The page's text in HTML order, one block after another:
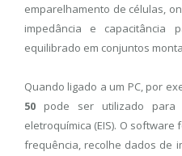
emparelhamento de células,
impedância e capacitância
equilibrado em conjuntos
Quando ligado a um PC, por
50 pode ser utilizado para
eletroquímica (EIS). O
frequência, recolhe dados de